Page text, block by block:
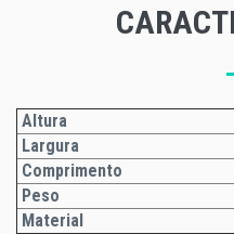
Altura
Largura
Comprimento
Peso
Material